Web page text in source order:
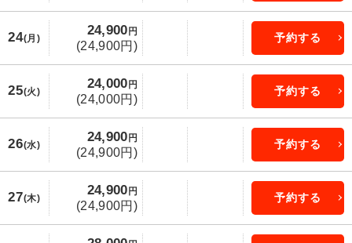
24(月)
24,900 円
(24,900円)
予約する
25(火)
24,000 円
(24,000円)
予約する
26(水)
24,900 円
(24,900円)
予約する
27(木)
24,900 円
(24,900円)
予約する